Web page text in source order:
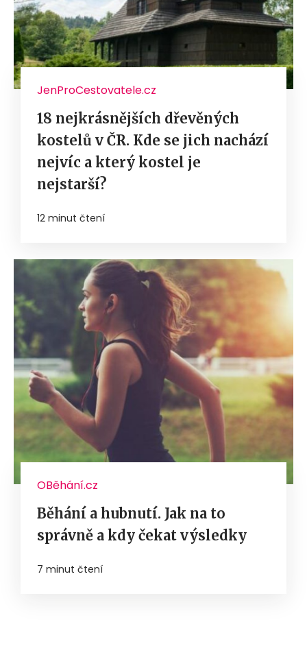
JenProCestovatele.cz
18 nejkrásnějších dřevěných
kostelů v ČR. Kde se jich nachází
nejvíc a který kostel je
nejstarší?
12 minut čtení
OBěhání.cz
Běhání a hubnutí. Jak na to
správně a kdy čekat výsledky
7 minut čtení